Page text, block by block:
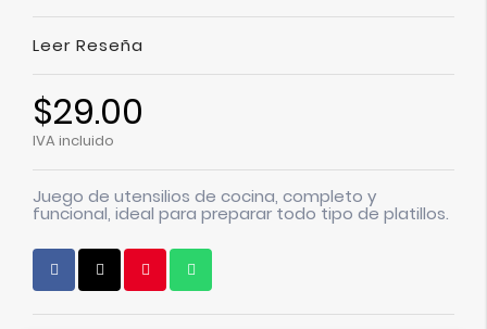
Leer Reseña
$29.00
IVA incluido
Juego de utensilios de cocina, completo y
funcional, ideal para preparar todo tipo de platillos.